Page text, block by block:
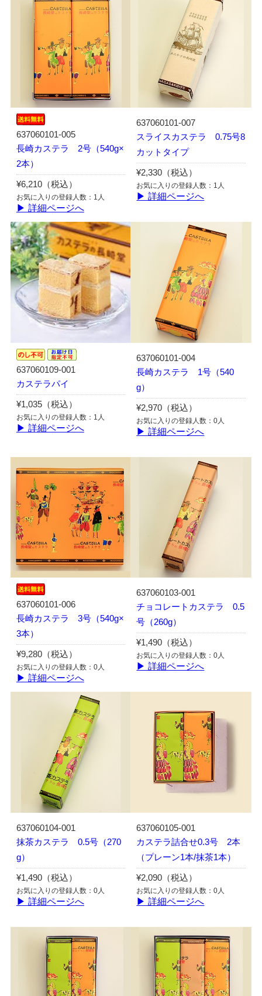
637060101-005
長崎カステラ 2号（540g×
2本）
¥6,210（税込）
お気に入りの登録人数：1人
▶ 詳細ページへ
637060101-007
スライスカステラ 0.75号8
カットタイプ
¥2,330（税込）
お気に入りの登録人数：1人
▶ 詳細ページへ
637060109-001
カステラパイ
¥1,035（税込）
お気に入りの登録人数：1人
▶ 詳細ページへ
637060101-004
長崎カステラ 1号（540
g）
¥2,970（税込）
お気に入りの登録人数：0人
▶ 詳細ページへ
637060101-006
長崎カステラ 3号（540g×
3本）
¥9,280（税込）
お気に入りの登録人数：0人
▶ 詳細ページへ
637060103-001
チョコレートカステラ 0.5
号（260g）
¥1,490（税込）
お気に入りの登録人数：0人
▶ 詳細ページへ
637060104-001
抹茶カステラ 0.5号（270
g）
¥1,490（税込）
お気に入りの登録人数：0人
▶ 詳細ページへ
637060105-001
カステラ詰合せ0.3号 2本
（プレーン1本/抹茶1本）
¥2,090（税込）
お気に入りの登録人数：0人
▶ 詳細ページへ